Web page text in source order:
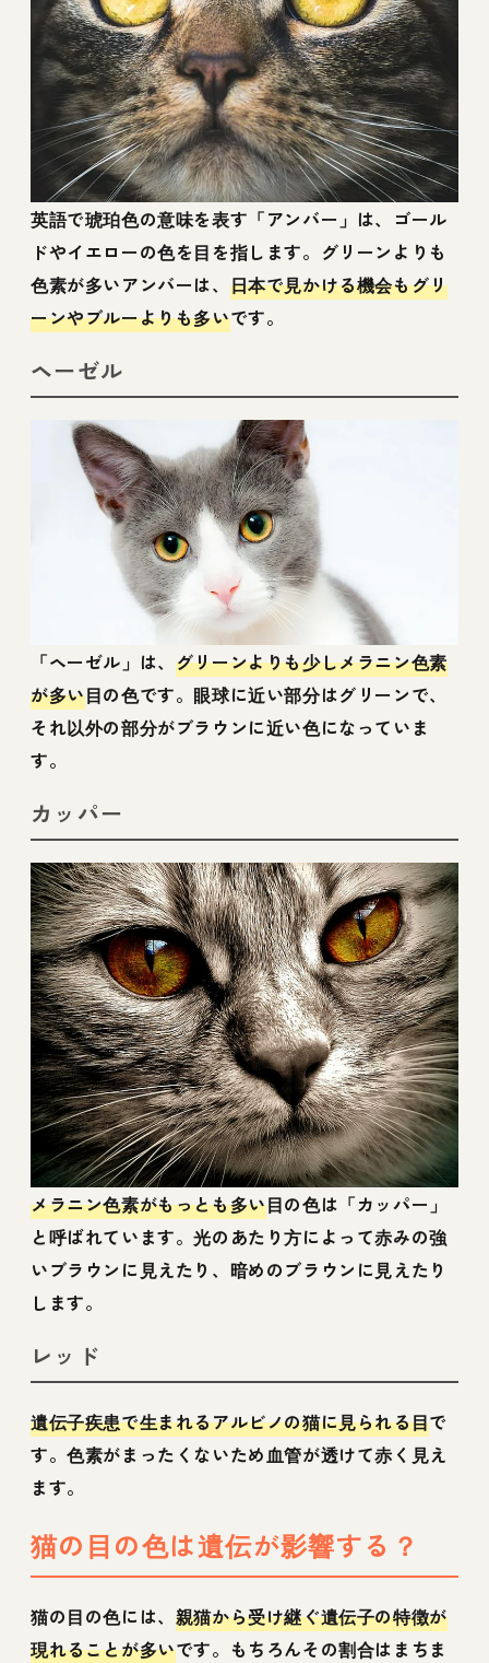
英語で琥珀色の意味を表す「アンバー」は、ゴール
ドやイエローの色を目を指します。グリーンよりも
色素が多いアンバーは、 日本で見かける機会もグリ
ーンやブルーよりも多いです。
ヘーゼル
「ヘーゼル」は、 グリーンよりも少しメラニン色素
が多い目の色です。眼球に近い部分はグリーンで、
それ以外の部分がブラウンに近い色になっていま
す。
カッパー
メラニン色素がもっとも多い目の色は「カッパー」
と呼ばれています。光のあたり方によって赤みの強
いブラウンに見えたり、暗めのブラウンに見えたり
します。
レッド
遺伝子疾患で生まれるアルビノの猫に見られる目で
す。色素がまったくないため血管が透けて赤く見え
ます。
猫の目の色は遺伝が影響する？
猫の目の色には、 親猫から受け継ぐ遺伝子の特徴が
現れることが多いです。もちろんその割合はまちま